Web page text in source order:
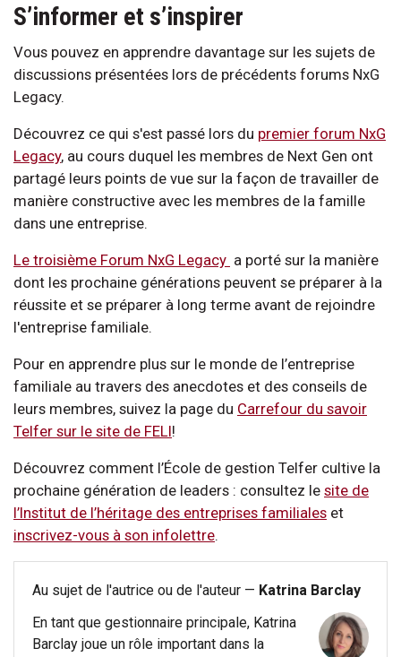
S’informer et s’inspirer
Vous pouvez en apprendre davantage sur les sujets de
discussions présentées lors de précédents forums NxG
Legacy.
Découvrez ce qui s'est passé lors du premier forum NxG
Legacy, au cours duquel les membres de Next Gen ont
partagé leurs points de vue sur la façon de travailler de
manière constructive avec les membres de la famille
dans une entreprise.
Le troisième Forum NxG Legacy a porté sur la manière
dont les prochaine générations peuvent se préparer à la
réussite et se préparer à long terme avant de rejoindre
l'entreprise familiale.
Pour en apprendre plus sur le monde de l’entreprise
familiale au travers des anecdotes et des conseils de
leurs membres, suivez la page du Carrefour du savoir
Telfer sur le site de FELI!
Découvrez comment l’École de gestion Telfer cultive la
prochaine génération de leaders : consultez le site de
l’Institut de l’héritage des entreprises familiales et
inscrivez-vous à son infolettre.
Au sujet de l'autrice ou de l'auteur — Katrina Barclay
En tant que gestionnaire principale, Katrina
Barclay joue un rôle important dans la